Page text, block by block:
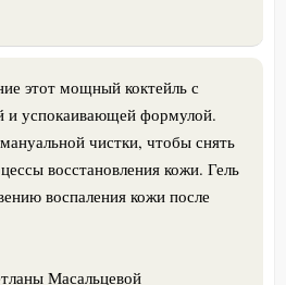
этот мощный коктейль с
и успокаивающей формулой.
чистки, чтобы снять
восстановления кожи. Гель
воспаления кожи после
Масальцевой